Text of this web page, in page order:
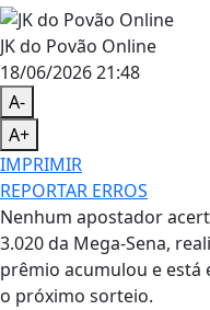
JK do Povão Online
18/06/2026 21:48
A-
A+
IMPRIMIR
REPORTAR ERROS
Nenhum apostador
3.020 da Mega-Sena,
prêmio acumulou e está
o próximo sorteio.